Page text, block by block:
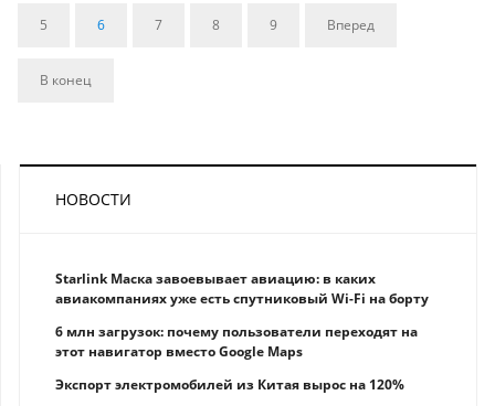
5 6 7 8 9 Вперед
В конец
НОВОСТИ
Starlink Маска завоевывает авиацию: в каких
авиакомпаниях уже есть спутниковый Wi-Fi на борту
6 млн загрузок: почему пользователи переходят на
этот навигатор вместо Google Maps
Экспорт электромобилей из Китая вырос на 120%